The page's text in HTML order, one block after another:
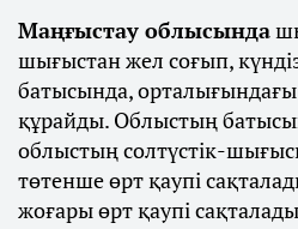
Маңғыстау облысында
шығыстан жел соғып,
батысында,
құрайды. Облыстың
облыстың солтүстік-
төтенше өрт қаупі
жоғары өрт қаупі